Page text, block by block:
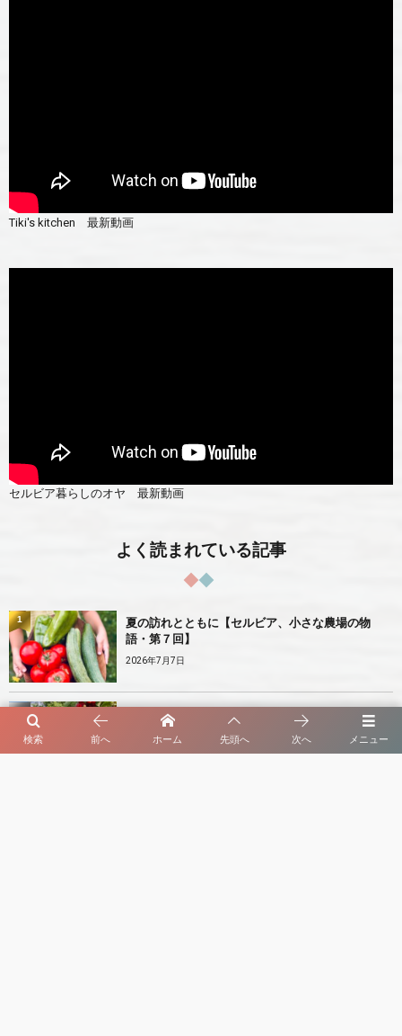
Tiki's kitchen 最新動画
セルビア暮らしのオヤ 最新動画
よく読まれている記事
夏の訪れとともに【セルビア、小さな農場の物
語・第７回】
2026年7月7日
1
初夏の庭先に実るさくらんぼ【セルビア、旬のも
の図鑑・第３回】
2026年8月4日
メニュー
検索 前へ ホーム 先頭へ 次へ